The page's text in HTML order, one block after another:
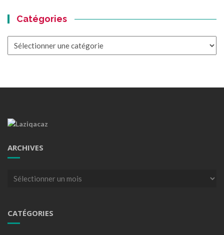
Catégories
ARCHIVES
Archives
CATÉGORIES